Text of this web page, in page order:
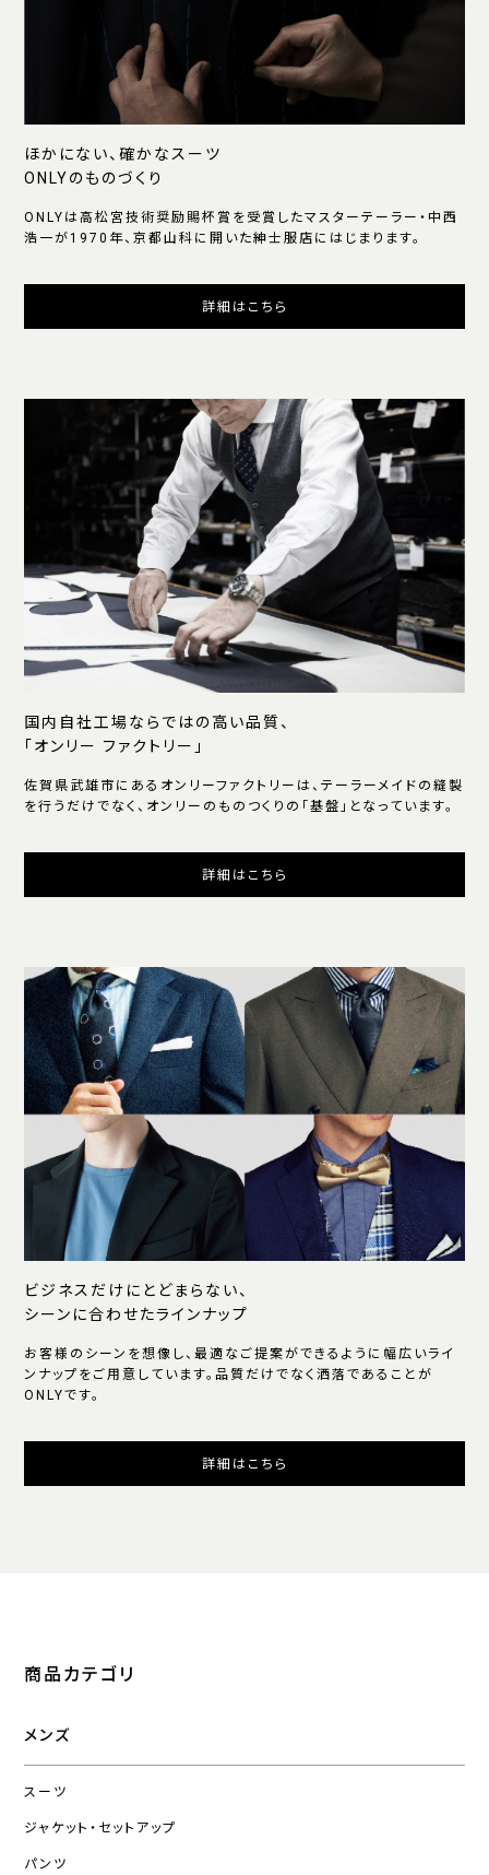
ほかにない、確かなスーツ
ONLYのものづくり
ONLYは高松宮技術奨励賜杯賞を受賞したマスターテーラー・中西
浩一が1970年、京都山科に開いた紳士服店にはじまります。
詳細はこちら
国内自社工場ならではの高い品質、
「オンリー ファクトリー」
佐賀県武雄市にあるオンリーファクトリーは、テーラーメイドの縫製
を行うだけでなく、オンリーのものつくりの「基盤」となっています。
詳細はこちら
ビジネスだけにとどまらない、
シーンに合わせたラインナップ
お客様のシーンを想像し、最適なご提案ができるように幅広いライ
ンナップをご用意しています。品質だけでなく洒落であることが
ONLYです。
詳細はこちら
商品カテゴリ
メンズ
スーツ
ジャケット・セットアップ
パンツ